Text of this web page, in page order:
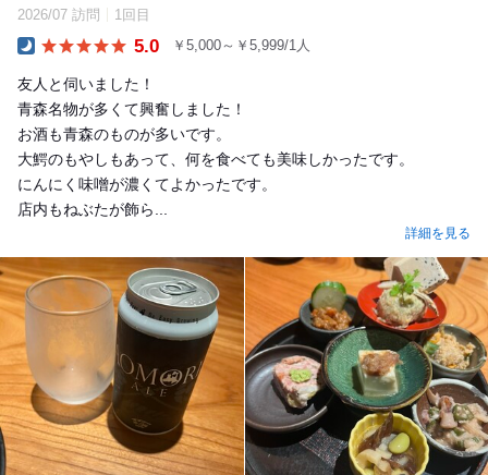
2026/07 訪問 1回目
5.0 ￥5,000～￥5,999/1人
友人と伺いました！
青森名物が多くて興奮しました！
お酒も青森のものが多いです。
大鰐のもやしもあって、何を食べても美味しかったです。
にんにく味噌が濃くてよかったです。
店内もねぶたが飾ら...
詳細を見る